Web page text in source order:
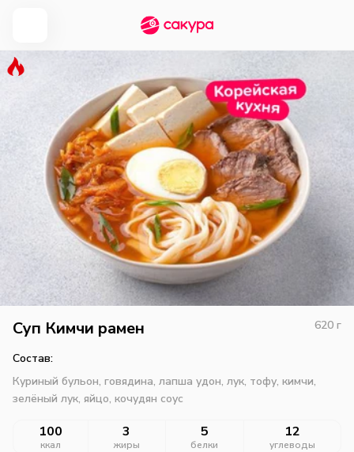
Суп Кимчи рамен 620 г
Состав:
Куриный бульон, говядина, лапша удон, лук, тофу, кимчи,
зелёный лук, яйцо, кочудян соус
100
ккал
3
жиры
5
белки
12
углеводы